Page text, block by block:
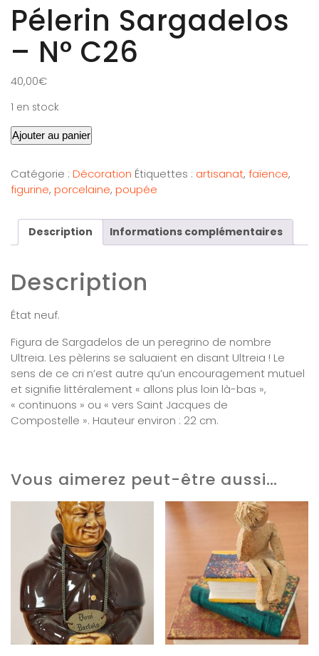
Pélerin Sargadelos
– N° C26
40,00€
1 en stock
Ajouter au panier
Catégorie : Décoration Étiquettes : artisanat, faïence,
figurine, porcelaine, poupée
Description Informations complémentaires
Description
État neuf.
Figura de Sargadelos de un peregrino de nombre
Ultreia. Les pèlerins se saluaient en disant Ultreia ! Le
sens de ce cri n’est autre qu’un encouragement mutuel
et signifie littéralement « allons plus loin là-bas »,
« continuons » ou « vers Saint Jacques de
Compostelle ». Hauteur environ : 22 cm.
Vous aimerez peut-être aussi…